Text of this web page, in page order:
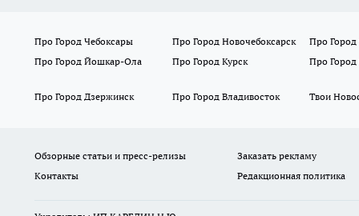
Про Город Чебоксары Про Город Новочебоксарск Про Город
Про Город Йошкар-Ола
Про Город Курск Про
Про Город Дзержинск
Про Город Владивосток Твои
Обзорные статьи и пресс-релизы Заказать рекламу
Контакты
Редакционная политика